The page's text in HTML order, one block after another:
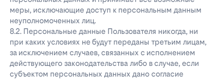
меры, исключающие доступ к персональным данным
неуполномоченных лиц.
8.2. Персональные данные Пользователя никогда, ни
при каких условиях не будут переданы третьим лицам,
за исключением случаев, связанных с исполнением
действующего законодательства либо в случае, если
субъектом персональных данных дано согласие